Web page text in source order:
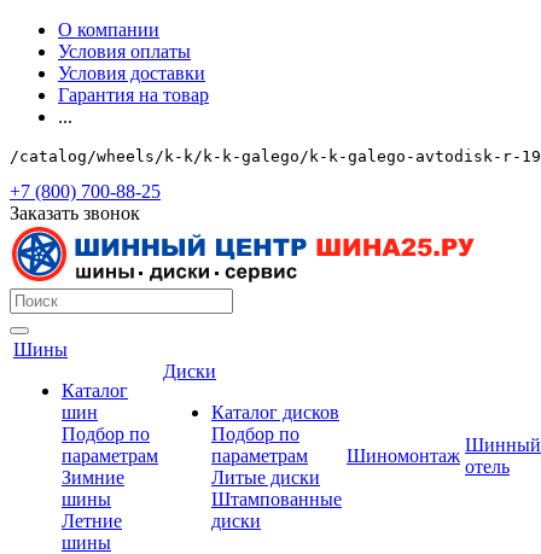
О компании
Условия оплаты
Условия доставки
Гарантия на товар
...
/catalog/wheels/k-k/k-k-galego/k-k-galego-avtodisk-r-
+7 (800) 700-88-25
Заказать звонок
Шины
Каталог
шин
Подбор по
параметрам
Зимние
шины
Летние
шины
Диски
Каталог дисков
Подбор по
параметрам
Литые диски
Штампованные
диски
Шиномонтаж
Шинный
отель